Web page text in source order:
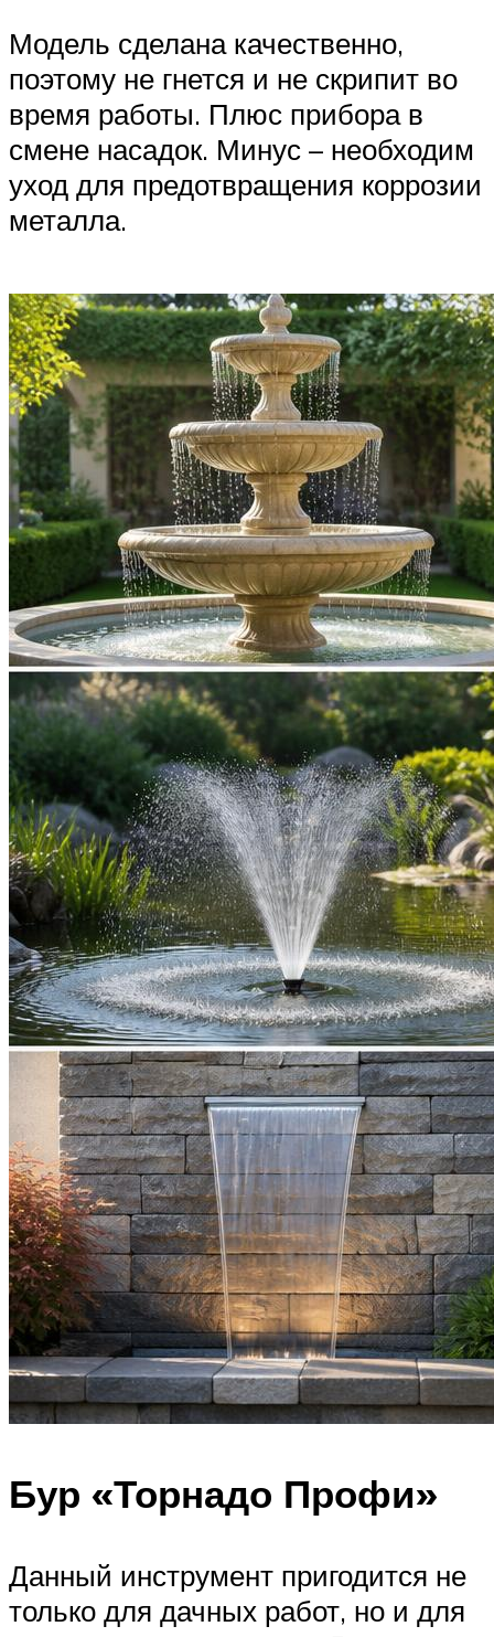
Модель сделана качественно,
поэтому не гнется и не скрипит во
время работы. Плюс прибора в
смене насадок. Минус – необходим
уход для предотвращения коррозии
металла.
Бур «Торнадо Профи»
Данный инструмент пригодится не
только для дачных работ, но и для